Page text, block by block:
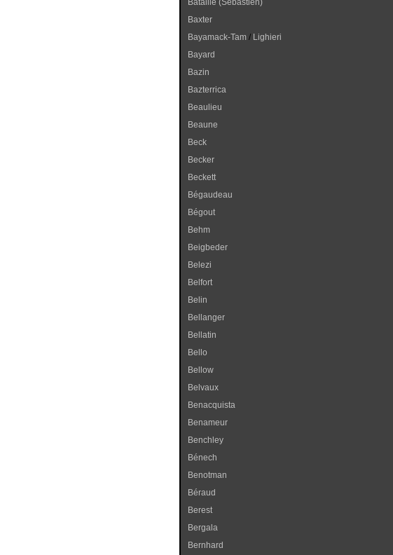
Bataille (Sébastien)
Baxter
Bayamack-Tam / Lighieri
Bayard
Bazin
Bazterrica
Beaulieu
Beaune
Beck
Becker
Beckett
Bégaudeau
Bégout
Behm
Beigbeder
Belezi
Belfort
Belin
Bellanger
Bellatin
Bello
Bellow
Belvaux
Benacquista
Benameur
Benchley
Bénech
Benotman
Béraud
Berest
Bergala
Bernhard